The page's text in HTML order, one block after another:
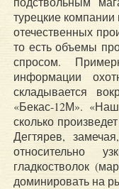
турецкие
отечественных
то есть объемы
спросом.
информации
складывается
«Бекас-12М».
сколько
Дегтярев,
относительно
гладкостволок
доминировать на